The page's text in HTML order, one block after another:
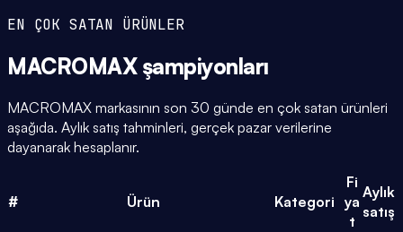
EN ÇOK SATAN ÜRÜNLER
MACROMAX şampiyonları
MACROMAX markasının son 30 günde en çok satan ürünleri
aşağıda. Aylık satış tahminleri, gerçek pazar verilerine
dayanarak hesaplanır.
# Ürün Kategori
Fi
ya
t
Aylık
satış